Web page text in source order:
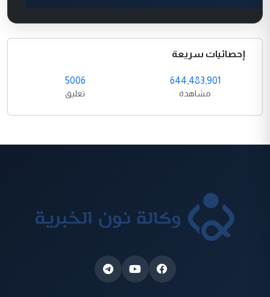
إحصائيات سريعة
644,483,901
مشاهدة
5006
تعليق